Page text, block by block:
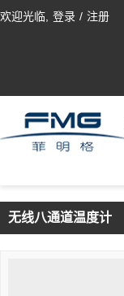
欢迎光临, 登录 / 注册
无线八通道温度计